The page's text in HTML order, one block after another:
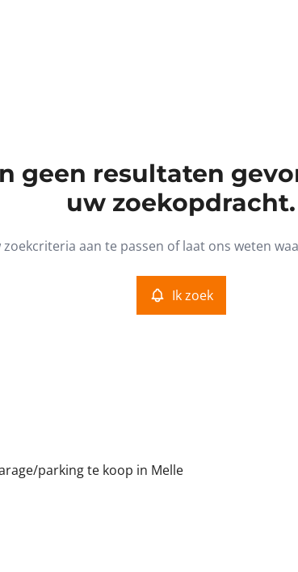
geen resultaten
uw zoekopdracht.
aan te passen of laat ons weten
Ik zoek
parking te koop in Melle